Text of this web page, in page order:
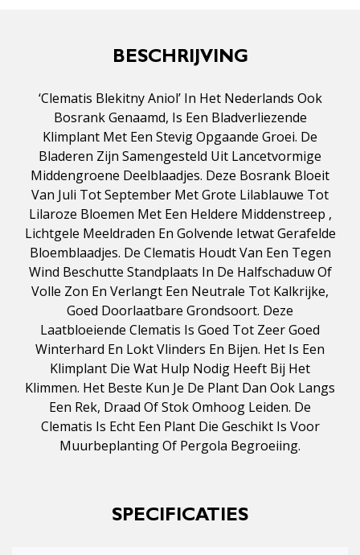
BESCHRIJVING
‘Clematis Blekitny Aniol’ In Het Nederlands Ook
Bosrank Genaamd, Is Een Bladverliezende
Klimplant Met Een Stevig Opgaande Groei. De
Bladeren Zijn Samengesteld Uit Lancetvormige
Middengroene Deelblaadjes. Deze Bosrank Bloeit
Van Juli Tot September Met Grote Lilablauwe Tot
Lilaroze Bloemen Met Een Heldere Middenstreep ,
Lichtgele Meeldraden En Golvende Ietwat Gerafelde
Bloemblaadjes. De Clematis Houdt Van Een Tegen
Wind Beschutte Standplaats In De Halfschaduw Of
Volle Zon En Verlangt Een Neutrale Tot Kalkrijke,
Goed Doorlaatbare Grondsoort. Deze
Laatbloeiende Clematis Is Goed Tot Zeer Goed
Winterhard En Lokt Vlinders En Bijen. Het Is Een
Klimplant Die Wat Hulp Nodig Heeft Bij Het
Klimmen. Het Beste Kun Je De Plant Dan Ook Langs
Een Rek, Draad Of Stok Omhoog Leiden. De
Clematis Is Echt Een Plant Die Geschikt Is Voor
Muurbeplanting Of Pergola Begroeiing.
SPECIFICATIES